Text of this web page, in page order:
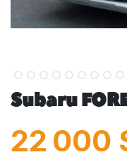
Subaru
22 000